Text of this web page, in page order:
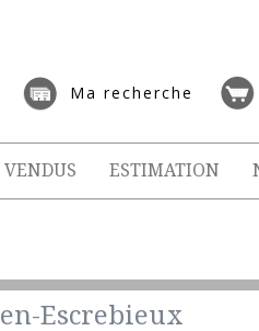
Ma recherche
ESTIMATION
Escrebieux